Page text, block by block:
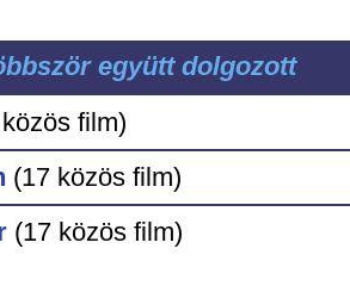
együtt dolgozott
film)
(17 közös film)
(17 közös film)